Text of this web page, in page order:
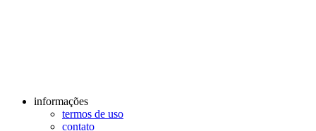
informações
termos de uso
contato